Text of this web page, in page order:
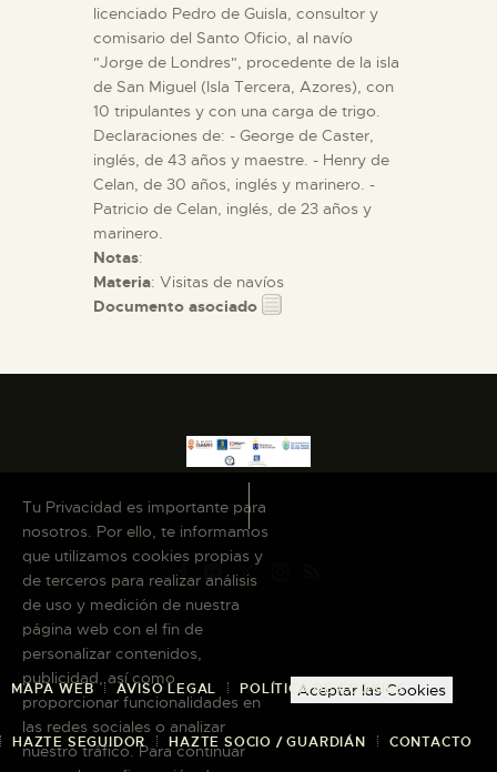
licenciado Pedro de Guisla, consultor y
comisario del Santo Oficio, al navío
"Jorge de Londres", procedente de la isla
de San Miguel (Isla Tercera, Azores), con
10 tripulantes y con una carga de trigo.
Declaraciones de: - George de Caster,
inglés, de 43 años y maestre. - Henry de
Celan, de 30 años, inglés y marinero. -
Patricio de Celan, inglés, de 23 años y
marinero.
Notas:
Materia: Visitas de navíos
Documento asociado
MAPA WEB AVISO LEGAL POLÍTICA DE COOKIES
HAZTE SEGUIDOR HAZTE SOCIO / GUARDIÁN CONTACTO
Tu Privacidad es importante para
nosotros. Por ello, te informamos
que utilizamos cookies propias y
de terceros para realizar análisis
de uso y medición de nuestra
página web con el fin de
personalizar contenidos,
publicidad, así como
proporcionar funcionalidades en
las redes sociales o analizar
nuestro tráfico. Para continuar
Aceptar las Cookies